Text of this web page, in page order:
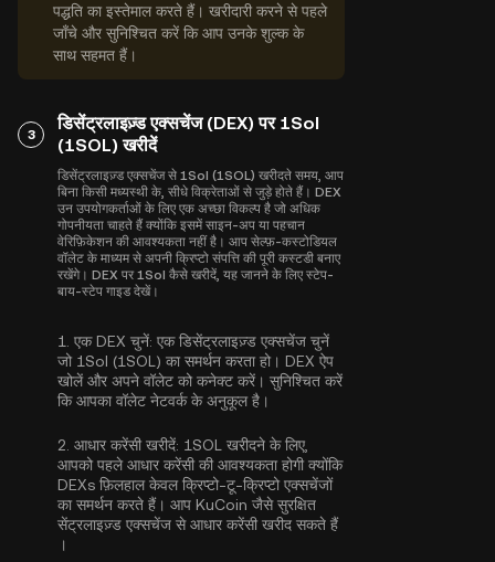
पद्धति का इस्तेमाल करते हैं। खरीदारी करने से पहले
जाँचे और सुनिश्चित करें कि आप उनके शुल्क के
साथ सहमत हैं।
3
डिसेंट्रलाइज़्ड एक्सचेंज (DEX) पर 1Sol
(1SOL) खरीदें
डिसेंट्रलाइज़्ड एक्सचेंज से 1Sol (1SOL) खरीदते समय, आप
बिना किसी मध्यस्थी के, सीधे विक्रेताओं से जुड़े होते हैं। DEX
उन उपयोगकर्ताओं के लिए एक अच्छा विकल्प है जो अधिक
गोपनीयता चाहते हैं क्योंकि इसमें साइन-अप या पहचान
वेरिफ़िकेशन की आवश्यकता नहीं है। आप सेल्फ़-कस्टोडियल
वॉलेट के माध्यम से अपनी क्रिप्टो संपत्ति की पूरी कस्टडी बनाए
रखेंगे। DEX पर 1Sol कैसे खरीदें, यह जानने के लिए स्टेप-
बाय-स्टेप गाइड देखें।
1. एक DEX चुनें: एक डिसेंट्रलाइज़्ड एक्सचेंज चुनें
जो 1Sol (1SOL) का समर्थन करता हो। DEX ऐप
खोलें और अपने वॉलेट को कनेक्ट करें। सुनिश्चित करें
कि आपका वॉलेट नेटवर्क के अनुकूल है।
2. आधार करेंसी खरीदें: 1SOL खरीदने के लिए,
आपको पहले आधार करेंसी की आवश्यकता होगी क्योंकि
DEXs फ़िलहाल केवल क्रिप्टो-टू-क्रिप्टो एक्सचेंजों
का समर्थन करते हैं। आप KuCoin जैसे सुरक्षित
सेंट्रलाइज़्ड एक्सचेंज सेआधार करेंसी खरीद सकते हैं
।